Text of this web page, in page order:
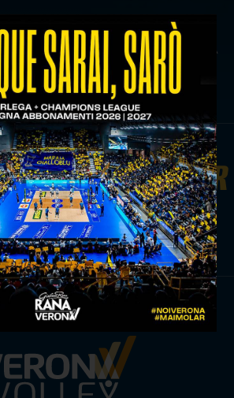
play e verona volley ancora insieme
news prima squadra
NEWSLETTER
ISCRIVITI ORA